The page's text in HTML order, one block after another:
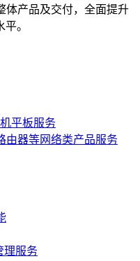
体产品及交付，全面提升
。
平板服务
由器等网络类产品服务
理服务